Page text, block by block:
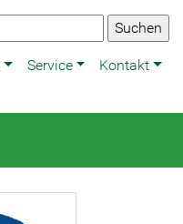
Service Kontakt